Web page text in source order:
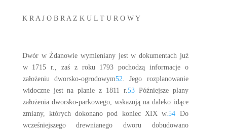
K R A J O B R A Z K U L T U R O W Y
Dwór w Żdanowie wymieniany jest w dokumentach już
w 1715 r., zaś z roku 1793 pochodzą informacje o
założeniu dworsko-ogrodowym52 . Jego rozplanowanie
widoczne jest na planie z 1811 r. 53Późniejsze plany
założenia dworsko-parkowego, wskazują na daleko idące
zmiany, których dokonano pod koniec XIX w.54 Do
wcześniejszego drewnianego dworu dobudowano